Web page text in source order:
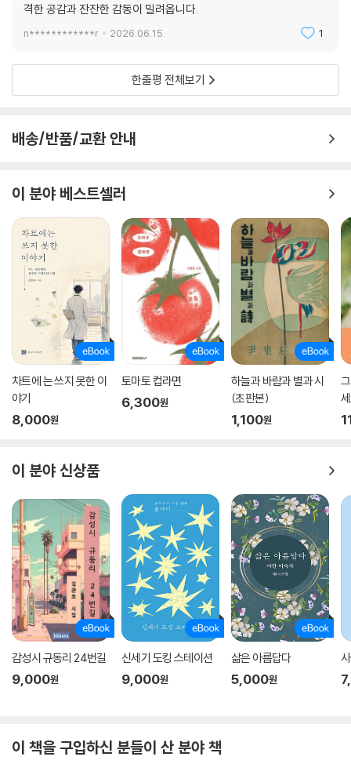
격한 공감과 잔잔한 감동이 밀려옵니다.
n************r 2026.06.15. 1
한줄평 전체보기
배송/반품/교환 안내
이 분야 베스트셀러
차트에 는 쓰지 못한 이
야기
8,000원
토마토 컵라면
6,300원
하늘과 바람과 별과 시
(초판본)
1,100원
이 분야 신상품
감성시 규동리 24번길
9,000원
신세기 도킹 스테이션
9,000원
삶은 아름답다
5,000원
이 책을 구입하신 분들이 산 분야 책